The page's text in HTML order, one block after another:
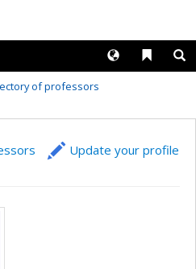
Liens
Langues
of professors
Update your profile